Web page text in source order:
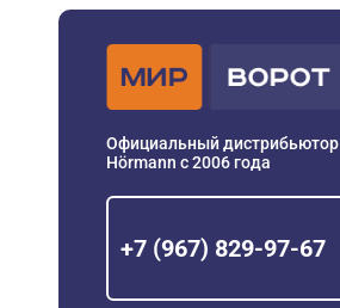
Официальный дистрибьютор
Hörmann с 2006 года
+7 (967) 829-97-67